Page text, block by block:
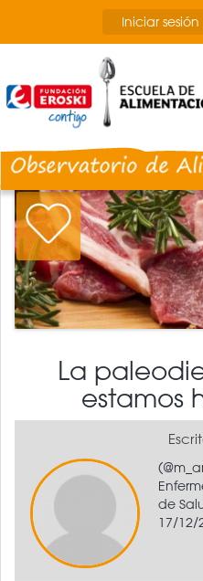
contenido
Iniciar sesión
La
estamos
de
17/12/